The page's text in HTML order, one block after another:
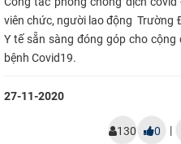
viên chức, người lao động Trường
Y tế sẵn sàng đóng góp cho cộng
bệnh Covid19.
27-11-2020
130 0 |